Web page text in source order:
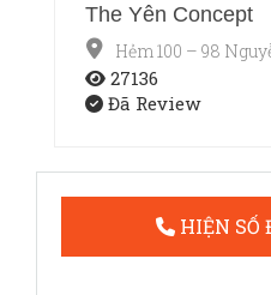
The Yên Concept
Hẻm 100 – 98
27136
Đã Review
HIỆN SỐ